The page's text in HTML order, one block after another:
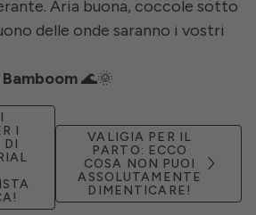
Aria buona, coccole sotto
delle onde saranno i vostri
Bamboom🌊🌞
I
DI
VALIGIA PER IL
PARTO: ECCO
COSA NON PUOI
ASSOLUTAMENTE
DIMENTICARE!